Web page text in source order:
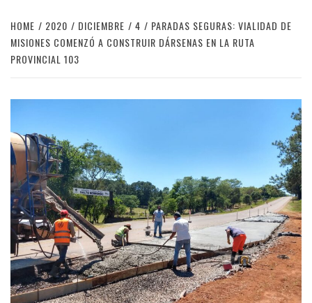
HOME 2020 DICIEMBRE 4
PARADAS SEGURAS: VIALIDAD DE
MISIONES COMENZÓ A CONSTRUIR DÁRSENAS EN LA RUTA
PROVINCIAL 103